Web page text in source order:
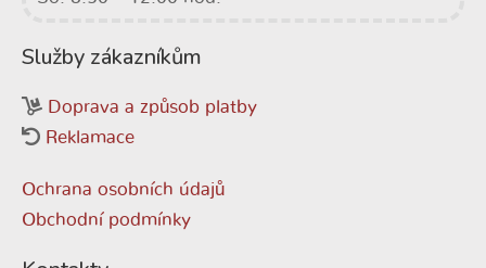
Služby zákazníkům
Doprava a způsob platby
Reklamace
Ochrana osobních údajů
Obchodní podmínky